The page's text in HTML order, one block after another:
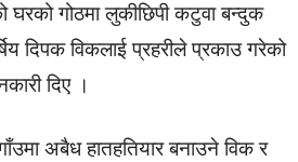
घरको गोठमा लुकीछिपी कटुवा बन्दुक
दिपक विकलाई प्रहरीले प्रकाउ गरेको
दिए ।
अबैध हातहतियार बनाउने विक र